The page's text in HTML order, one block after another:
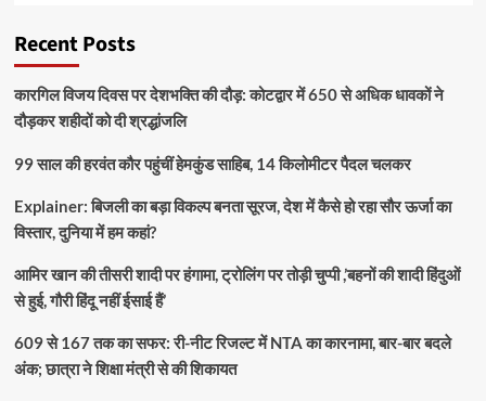
Recent Posts
कारगिल विजय दिवस पर देशभक्ति की दौड़: कोटद्वार में 650 से अधिक धावकों ने
दौड़कर शहीदों को दी श्रद्धांजलि
99 साल की हरवंत कौर पहुंचीं हेमकुंड साहिब, 14 किलोमीटर पैदल चलकर
Explainer: बिजली का बड़ा विकल्प बनता सूरज, देश में कैसे हो रहा सौर ऊर्जा का
विस्तार, दुनिया में हम कहां?
आमिर खान की तीसरी शादी पर हंगामा, ट्रोलिंग पर तोड़ी चुप्पी ,’बहनों की शादी हिंदुओं
से हुई, गौरी हिंदू नहीं ईसाई हैं’
609 से 167 तक का सफर: री-नीट रिजल्ट में NTA का कारनामा, बार-बार बदले
अंक; छात्रा ने शिक्षा मंत्री से की शिकायत